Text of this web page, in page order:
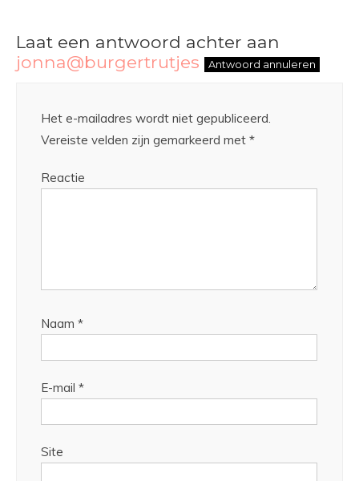
Laat een antwoord achter aan
jonna@burgertrutjes
Antwoord annuleren
Het e-mailadres wordt niet gepubliceerd.
Vereiste velden zijn gemarkeerd met *
Reactie
Naam *
E-mail *
Site